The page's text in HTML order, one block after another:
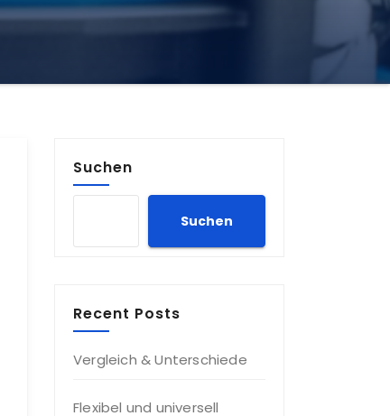
Suchen
Suchen
Recent Posts
Vergleich & Unterschiede
Flexibel und universell